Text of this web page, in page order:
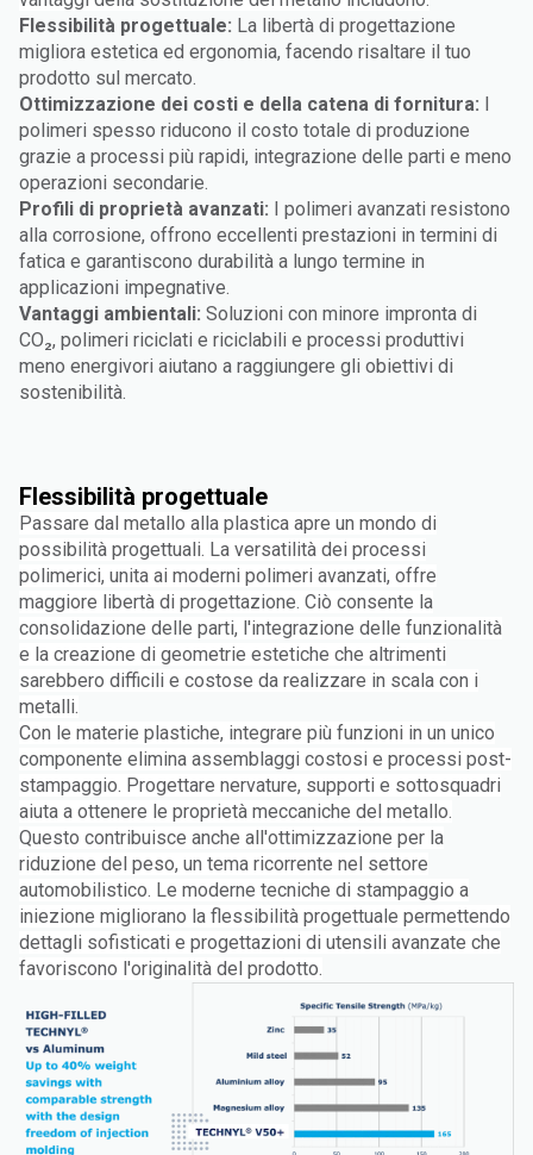
Flessibilità progettuale: La libertà di progettazione
migliora estetica ed ergonomia, facendo risaltare il tuo
prodotto sul mercato.
Ottimizzazione dei costi e della catena di fornitura: I
polimeri spesso riducono il costo totale di produzione
grazie a processi più rapidi, integrazione delle parti e meno
operazioni secondarie.
Profili di proprietà avanzati: I polimeri avanzati resistono
alla corrosione, offrono eccellenti prestazioni in termini di
fatica e garantiscono durabilità a lungo termine in
applicazioni impegnative.
Vantaggi ambientali: Soluzioni con minore impronta di
CO₂, polimeri riciclati e riciclabili e processi produttivi
meno energivori aiutano a raggiungere gli obiettivi di
sostenibilità.
Flessibilità progettuale
Passare dal metallo alla plastica apre un mondo di
possibilità progettuali. La versatilità dei processi
polimerici, unita ai moderni polimeri avanzati, offre
maggiore libertà di progettazione. Ciò consente la
consolidazione delle parti, l'integrazione delle funzionalità
e la creazione di geometrie estetiche che altrimenti
sarebbero difficili e costose da realizzare in scala con i
metalli.
Con le materie plastiche, integrare più funzioni in un unico
componente elimina assemblaggi costosi e processi post-
stampaggio. Progettare nervature, supporti e sottosquadri
aiuta a ottenere le proprietà meccaniche del metallo.
Questo contribuisce anche all'ottimizzazione per la
riduzione del peso, un tema ricorrente nel settore
automobilistico. Le moderne tecniche di stampaggio a
iniezione migliorano la flessibilità progettuale permettendo
dettagli sofisticati e progettazioni di utensili avanzate che
favoriscono l'originalità del prodotto.